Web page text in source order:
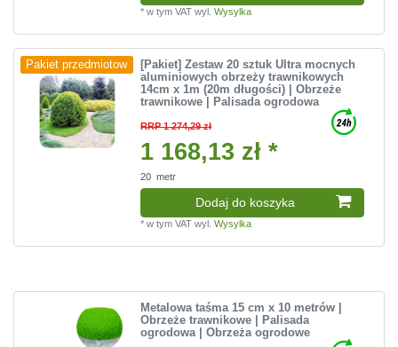
*w tym VAT wyl.Wysylka
Pakiet przedmiotow
[Pakiet] Zestaw 20 sztuk Ultra mocnych
aluminiowych obrzeży trawnikowych
14cm x 1m (20m długości) | Obrzeże
trawnikowe | Palisada ogrodowa
RRP 1 274,29 zł
1 168,13 zł *
20 metr
Dodaj do koszyka
*w tym VAT wyl.Wysylka
Metalowa taśma 15 cm x 10 metrów |
Obrzeże trawnikowe | Palisada
ogrodowa | Obrzeża ogrodowe